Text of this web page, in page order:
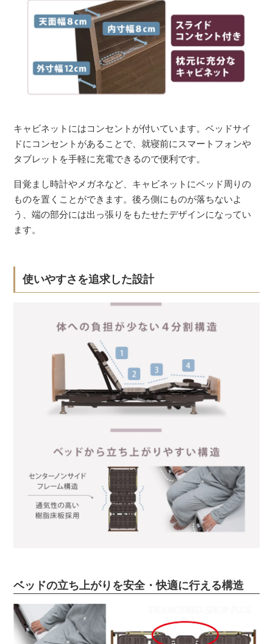
キャビネットにはコンセントが付いています。ベッドサイ
ドにコンセントがあることで、就寝前にスマートフォンや
タブレットを手軽に充電できるので便利です。
目覚まし時計やメガネなど、キャビネットにベッド周りの
ものを置くことができます。後ろ側にものが落ちないよ
う、端の部分には出っ張りをもたせたデザインになってい
ます。
使いやすさを追求した設計
ベッドの立ち上がりを安全・快適に行える構造